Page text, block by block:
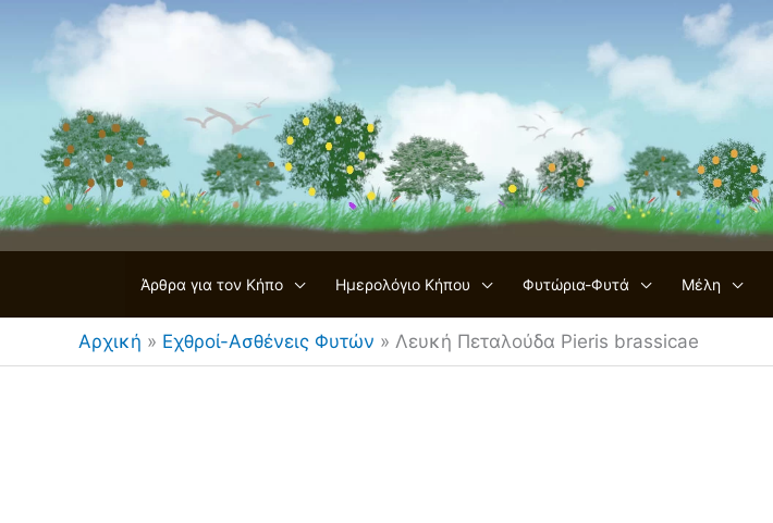
περιεχόμενο
Άρθρα για τον Κήπο Ημερολόγιο Κήπου Φυτώρια-Φυτά Μέλη
Αρχική » Εχθροί-Ασθένεις Φυτών » Λευκή Πεταλούδα Pieris brassicae